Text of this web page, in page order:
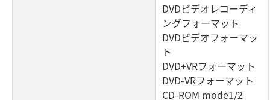
DVDビデオレコーディ
ングフォーマット
DVDビデオフォーマッ
ト
DVD+VRフォーマット
DVD-VRフォーマット
CD-ROM mode1/2